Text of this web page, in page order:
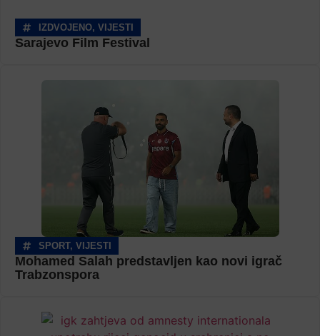
IZDVOJENO, VIJESTI
Sarajevo Film Festival
SPORT, VIJESTI
Mohamed Salah predstavljen kao novi igrač
Trabzonspora